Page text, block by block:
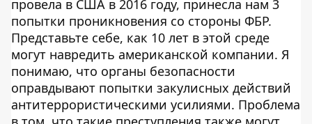
провела в США в 2016 году, принесла нам 3
попытки проникновения со стороны ФБР.
Представьте себе, как 10 лет в этой среде
могут навредить американской компании. Я
понимаю, что органы безопасности
оправдывают попытки закулисных действий
антитеррористическими усилиями. Проблема